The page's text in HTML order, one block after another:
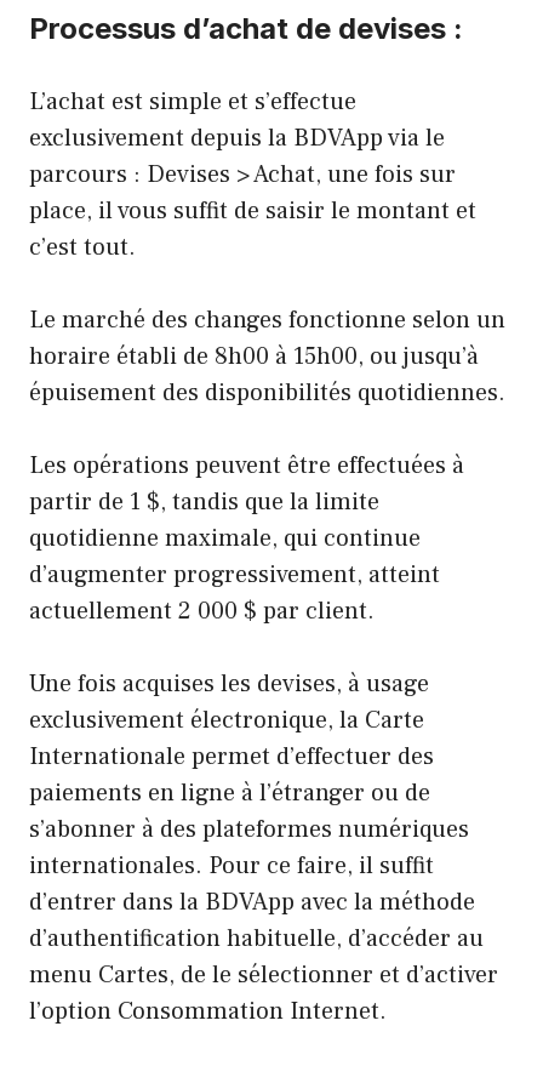
Processus d’achat de devises :
L’achat est simple et s’effectue
exclusivement depuis la BDVApp via le
parcours : Devises > Achat, une fois sur
place, il vous suffit de saisir le montant et
c’est tout.
Le marché des changes fonctionne selon un
horaire établi de 8h00 à 15h00, ou jusqu’à
épuisement des disponibilités quotidiennes.
Les opérations peuvent être effectuées à
partir de 1 $, tandis que la limite
quotidienne maximale, qui continue
d’augmenter progressivement, atteint
actuellement 2 000 $ par client.
Une fois acquises les devises, à usage
exclusivement électronique, la Carte
Internationale permet d’effectuer des
paiements en ligne à l’étranger ou de
s’abonner à des plateformes numériques
internationales. Pour ce faire, il suffit
d’entrer dans la BDVApp avec la méthode
d’authentification habituelle, d’accéder au
menu Cartes, de le sélectionner et d’activer
l’option Consommation Internet.